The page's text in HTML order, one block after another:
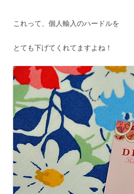
これって、個人輸入のハードルを
とても下げてくれてますよね！